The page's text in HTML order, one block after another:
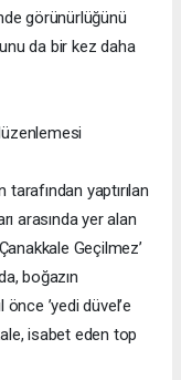
görünürlüğünü
da bir kez daha
yaptırılan
arasında yer alan
Geçilmez’
boğazın
’yedi düvel’e
isabet eden top